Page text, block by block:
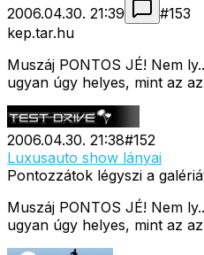
2006.04.30. 21:39 #153
kep.tar.hu
Muszáj PONTOS JÉ! Nem
ugyan úgy helyes, mint az
2006.04.30. 21:38#152
Luxusauto show lányai
Pontozzátok légyszi a
Muszáj PONTOS JÉ! Nem
ugyan úgy helyes, mint az